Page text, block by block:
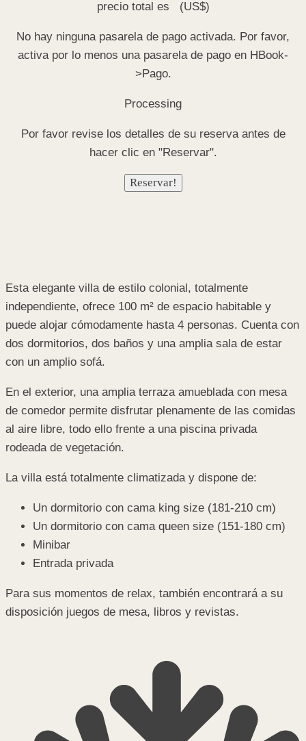
precio total es (US$)
No hay ninguna pasarela de pago activada. Por favor,
activa por lo menos una pasarela de pago en HBook-
>Pago.
Processing
Por favor revise los detalles de su reserva antes de
hacer clic en "Reservar".
Esta elegante villa de estilo colonial, totalmente
independiente, ofrece 100 m² de espacio habitable y
puede alojar cómodamente hasta 4 personas. Cuenta con
dos dormitorios, dos baños y una amplia sala de estar
con un amplio sofá.
En el exterior, una amplia terraza amueblada con mesa
de comedor permite disfrutar plenamente de las comidas
al aire libre, todo ello frente a una piscina privada
rodeada de vegetación.
La villa está totalmente climatizada y dispone de:
Un dormitorio con cama king size (181-210 cm)
Un dormitorio con cama queen size (151-180 cm)
Minibar
Entrada privada
Para sus momentos de relax, también encontrará a su
disposición juegos de mesa, libros y revistas.